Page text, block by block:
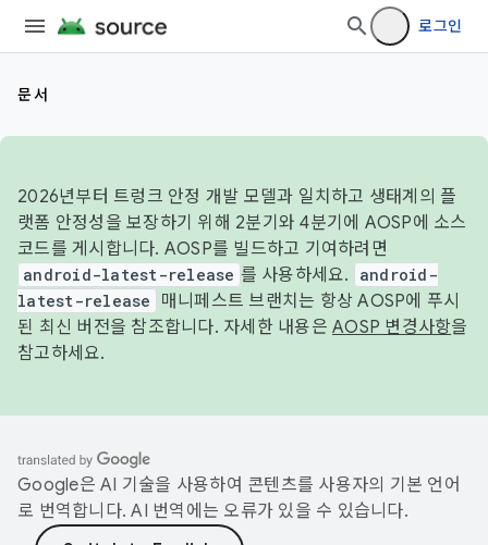
로그인
문서
2026년부터 트렁크 안정 개발 모델과 일치하고 생태계의 플
랫폼 안정성을 보장하기 위해 2분기와 4분기에 AOSP에 소스
코드를 게시합니다. AOSP를 빌드하고 기여하려면
android-latest-release 를 사용하세요.
android-
latest-release
매니페스트 브랜치는 항상 AOSP에 푸시
된 최신 버전을 참조합니다. 자세한 내용은 AOSP 변경사항을
참고하세요.
Google은 AI 기술을 사용하여 콘텐츠를 사용자의 기본 언어
로 번역합니다. AI 번역에는 오류가 있을 수 있습니다.